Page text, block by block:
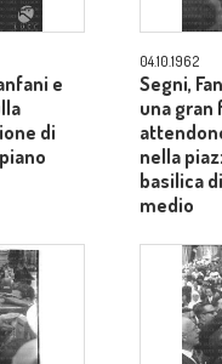
e
di
04.10.1962
Segni,
una gran
nella
basilica
medio